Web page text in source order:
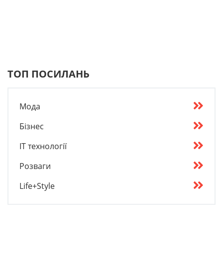
ТОП ПОСИЛАНЬ
Мода
Бізнес
IT технології
Розваги
Life+Style